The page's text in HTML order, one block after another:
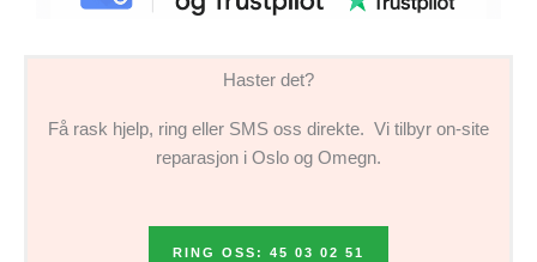
Haster det?
Få rask hjelp, ring eller SMS oss direkte. Vi tilbyr on-site
reparasjon i Oslo og Omegn.
RING OSS: 45 03 02 51